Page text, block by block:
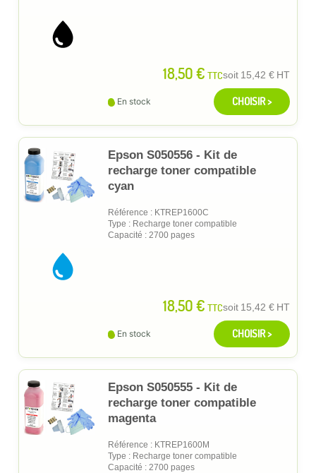
18,50 € TTCsoit 15,42 € HT
En stock CHOISIR >
Epson S050556 - Kit de
recharge toner compatible
cyan
Référence : KTREP1600C
Type : Recharge toner compatible
Capacité : 2700 pages
18,50 € TTCsoit 15,42 € HT
En stock CHOISIR >
Epson S050555 - Kit de
recharge toner compatible
magenta
Référence : KTREP1600M
Type : Recharge toner compatible
Capacité : 2700 pages